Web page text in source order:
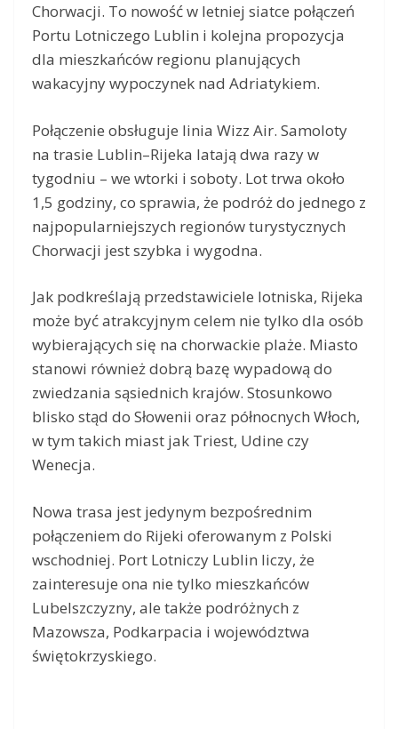
Chorwacji. To nowość w letniej siatce połączeń
Portu Lotniczego Lublin i kolejna propozycja
dla mieszkańców regionu planujących
wakacyjny wypoczynek nad Adriatykiem.
Połączenie obsługuje linia Wizz Air. Samoloty
na trasie Lublin–Rijeka latają dwa razy w
tygodniu – we wtorki i soboty. Lot trwa około
1,5 godziny, co sprawia, że podróż do jednego z
najpopularniejszych regionów turystycznych
Chorwacji jest szybka i wygodna.
Jak podkreślają przedstawiciele lotniska, Rijeka
może być atrakcyjnym celem nie tylko dla osób
wybierających się na chorwackie plaże. Miasto
stanowi również dobrą bazę wypadową do
zwiedzania sąsiednich krajów. Stosunkowo
blisko stąd do Słowenii oraz północnych Włoch,
w tym takich miast jak Triest, Udine czy
Wenecja.
Nowa trasa jest jedynym bezpośrednim
połączeniem do Rijeki oferowanym z Polski
wschodniej. Port Lotniczy Lublin liczy, że
zainteresuje ona nie tylko mieszkańców
Lubelszczyzny, ale także podróżnych z
Mazowsza, Podkarpacia i województwa
świętokrzyskiego.